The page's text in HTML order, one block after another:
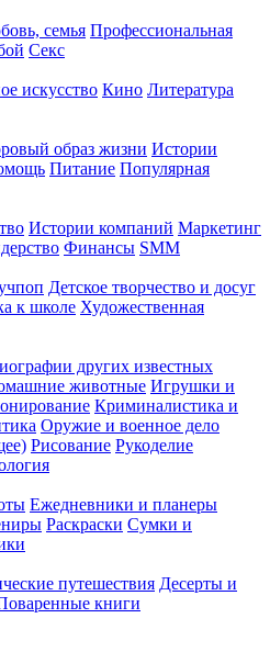
семья Профессиональная
Секс
искусство Кино Литература
образ жизни Истории
Питание Популярная
Истории компаний Маркетинг
Финансы SMM
Детское творчество и досуг
к школе Художественная
других известных
животные Игрушки и
Криминалистика и
Оружие и военное дело
Рисование Рукоделие
Ежедневники и планеры
Раскраски Сумки и
путешествия Десерты и
книги